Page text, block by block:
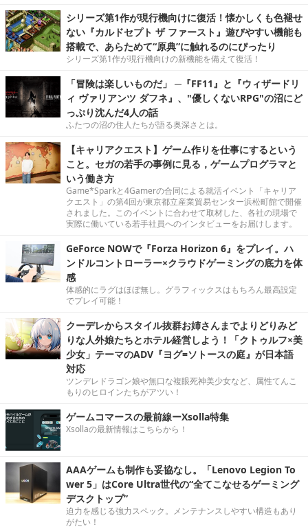
シリーズ第1作が現行機向けに復活！懐かしくも色褪せ
ない『カルドセプト ザ ファースト』遊びやすい機能も
搭載で、あらためて“原典”に触れるのにぴったり
シリーズ第1作が現行機向けの新機能を備えて復活！
「冒険は楽しいものだ」 ─『FF11』と『ウィザードリ
ィ ヴァリアンツ ダフネ』、"優しくないRPG"の沼にど
っぷり沈んだ4人の話
ふたつの沼の住人たちが語る奥深さとは。
【キャリアクエスト】ゲーム作りを仕事にするという
こと。セガの若手の事例に見る，ゲームプログラマと
いう働き方
Game*Sparkと4Gamerの合同による就活イベント「キャリア
クエスト」の第4回が東京都立産業貿易センター浜松町館で開催
されました。このイベントに合わせて取材した、各社の現場で
実際に働いている若手社員へのインタビューをお届けします。
GeForce NOWで『Forza Horizon 6』をプレイ。ハ
ンドルコントローラー×クラウドゲーミングの底力を体
感
体感的にラグはほぼ無し。グラフィックスはもちろん最高設定
でプレイ可能！
クーデレからスタイル抜群お姉さんまでよりどりみど
りな人外娘たちとホテル経営しよう！「クトゥルフ×美
少女」テーマのADV『ヨグ=ソトースの庭』が日本語
対応
ツンデレドラゴン娘や無口な複眼死神美少女など、属性てんこ
もりのヒロインたちがアツい！
ゲームコマースの最前線ーXsolla特集
Xsollaの最新情報はこちらから！
AAAゲームも制作も妥協なし。「Lenovo Legion To
wer 5」はCore Ultra世代の“全てこなせるゲーミング
デスクトップ”
迫力を感じる強力スペック。メンテナンスしやすい構造もあり
がたい！